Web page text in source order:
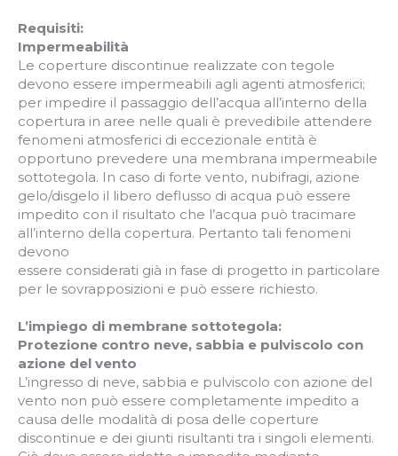
Requisiti:
Impermeabilità
Le coperture discontinue realizzate con tegole
devono essere impermeabili agli agenti atmosferici;
per impedire il passaggio dell’acqua all’interno della
copertura in aree nelle quali è prevedibile attendere
fenomeni atmosferici di eccezionale entità è
opportuno prevedere una membrana impermeabile
sottotegola. In caso di forte vento, nubifragi, azione
gelo/disgelo il libero deflusso di acqua può essere
impedito con il risultato che l’acqua può tracimare
all’interno della copertura. Pertanto tali fenomeni
devono
essere considerati già in fase di progetto in particolare
per le sovrapposizioni e può essere richiesto.
L’impiego di membrane sottotegola:
Protezione contro neve, sabbia e pulviscolo con
azione del vento
L’ingresso di neve, sabbia e pulviscolo con azione del
vento non può essere completamente impedito a
causa delle modalità di posa delle coperture
discontinue e dei giunti risultanti tra i singoli elementi.